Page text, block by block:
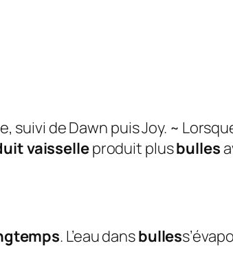
suivi de Dawn puis Joy. ~
vaisselleproduit plusbulles
. L’eau dansbulles